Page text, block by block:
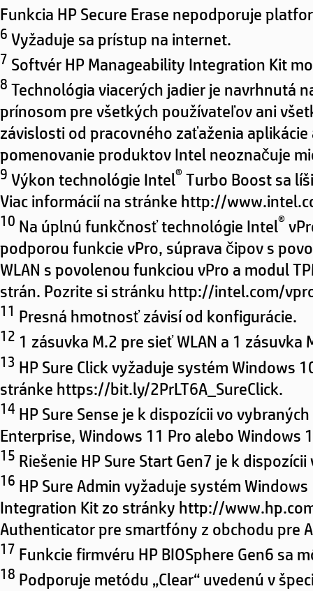
Funkcia HP Secure Erase nepodporuje
6 Vyžaduje sa prístup na internet.
7 Softvér HP Manageability Integration Kit
8 Technológia viacerých jadier je navrhnutá
prínosom pre všetkých používateľov ani
závislosti od pracovného zaťaženia
pomenovanie produktov Intel neoznačuje
9 Výkon technológie Intel® Turbo Boost sa
Viac informácií na stránke http://
10 Na úplnú funkčnosť technológie Intel®
podporou funkcie vPro, súprava čipov s
WLAN s povolenou funkciou vPro a modul
strán. Pozrite si stránku http://intel.com/
11 Presná hmotnosť závisí od konfigurácie.
12 1 zásuvka M.2 pre sieť WLAN a 1
13 HP Sure Click vyžaduje systém Windows
stránke https://bit.ly/2PrLT6A_SureClick.
14 HP Sure Sense je k dispozícii vo
Enterprise, Windows 11 Pro alebo Windows
15 Riešenie HP Sure Start Gen7 je k
16 HP Sure Admin vyžaduje systém
Integration Kit zo stránky http://
Authenticator pre smartfóny z obchodu pre
17 Funkcie firmvéru HP BIOSphere Gen6
18 Podporuje metódu „Clear“ uvedenú v